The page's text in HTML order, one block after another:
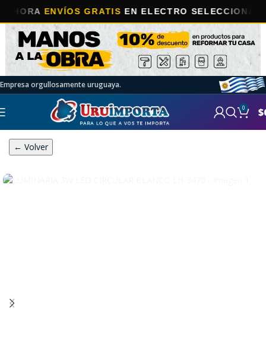
ENVÍOS GRATISEN ELECTRO SELECCIONADOS!
Empresa orgullosamente uruguaya.
0 $
← Volver